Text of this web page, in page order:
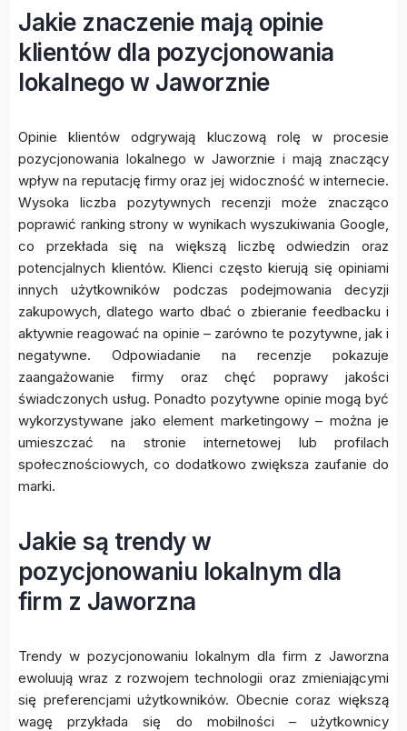
Jakie znaczenie mają opinie
klientów dla pozycjonowania
lokalnego w Jaworznie
Opinie klientów odgrywają kluczową rolę w procesie
pozycjonowania lokalnego w Jaworznie i mają znaczący
wpływ na reputację firmy oraz jej widoczność w internecie.
Wysoka liczba pozytywnych recenzji może znacząco
poprawić ranking strony w wynikach wyszukiwania Google,
co przekłada się na większą liczbę odwiedzin oraz
potencjalnych klientów. Klienci często kierują się opiniami
innych użytkowników podczas podejmowania decyzji
zakupowych, dlatego warto dbać o zbieranie feedbacku i
aktywnie reagować na opinie – zarówno te pozytywne, jak i
negatywne. Odpowiadanie na recenzje pokazuje
zaangażowanie firmy oraz chęć poprawy jakości
świadczonych usług. Ponadto pozytywne opinie mogą być
wykorzystywane jako element marketingowy – można je
umieszczać na stronie internetowej lub profilach
społecznościowych, co dodatkowo zwiększa zaufanie do
marki.
Jakie są trendy w
pozycjonowaniu lokalnym dla
firm z Jaworzna
Trendy w pozycjonowaniu lokalnym dla firm z Jaworzna
ewoluują wraz z rozwojem technologii oraz zmieniającymi
się preferencjami użytkowników. Obecnie coraz większą
wagę przykłada się do mobilności – użytkownicy